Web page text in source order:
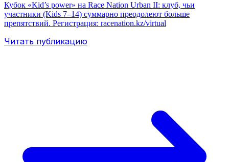
Кубок «Kid’s power» на Race Nation Urban II: клуб, чьи
участники (Kids 7–14) суммарно преодолеют больше
препятствий. Регистрация: racenation.kz/virtual
Читать публикацию